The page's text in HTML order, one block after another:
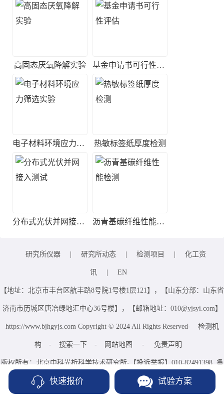
高固态厌氧降解实验 基金申请书可行性评估
电子材料环境应力筛选实验 热敏标签纸厚度检测
分布式光伏并网接入测试 沥青基碳纤维性能检测
研究所仪器 研究所动态 检测项目 化工资
讯 EN
【地址：北京市丰台区航丰路8号院1号楼1层121】，【山东分部：山东省
济南市历城区唐冶绿地汇中心36号楼】，【邮箱地址：010@yjsyi.com】
https://www.bjhgyjs.com Copyright © 2024 All Rights Reserved- 检测机
构 - 搜索一下 - 网站地图 - 免责声明
版权所有：北京中科光析科学技术研究所-【投诉举报】010-82491398 备
京ICP备15067471号-34 京公网安备 11010802035695
快速报价 试验方案